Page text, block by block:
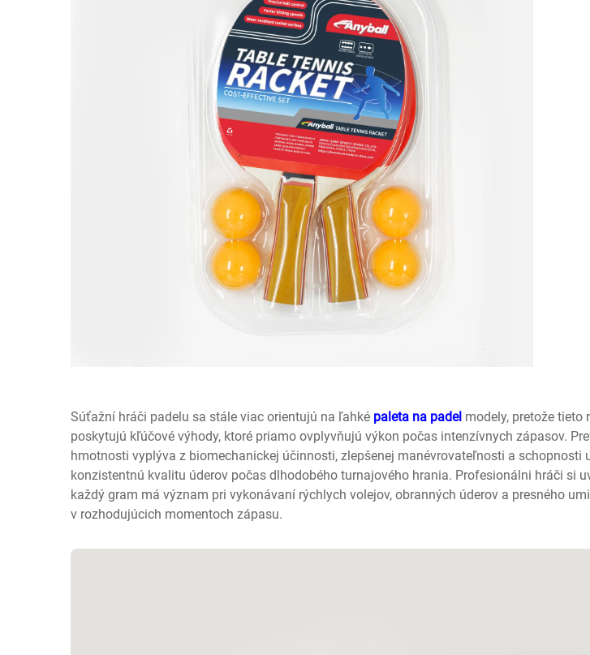
Súťažní hráči padelu sa stále viac orientujú na ľahké paleta na padel modely, pretože tieto
poskytujú kľúčové výhody, ktoré priamo ovplyvňujú výkon počas intenzívnych zápasov.
hmotnosti vyplýva z biomechanickej účinnosti, zlepšenej manévrovateľnosti a schopnosti
konzistentnú kvalitu úderov počas dlhodobého turnajového hrania. Profesionálni hráči si
každý gram má význam pri vykonávaní rýchlych volejov, obranných úderov a presného
v rozhodujúcich momentoch zápasu.